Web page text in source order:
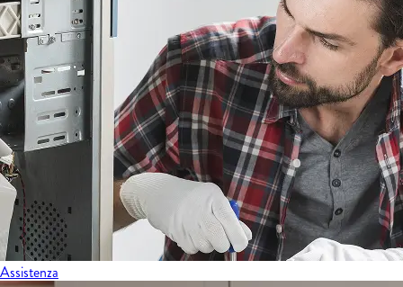
Assistenza